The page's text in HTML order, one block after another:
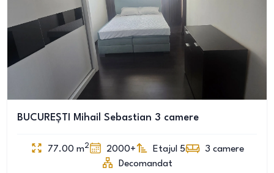
BUCUREȘTI Mihail Sebastian 3 camere
77.00 m2 2000+ Etajul 5 3 camere
Decomandat